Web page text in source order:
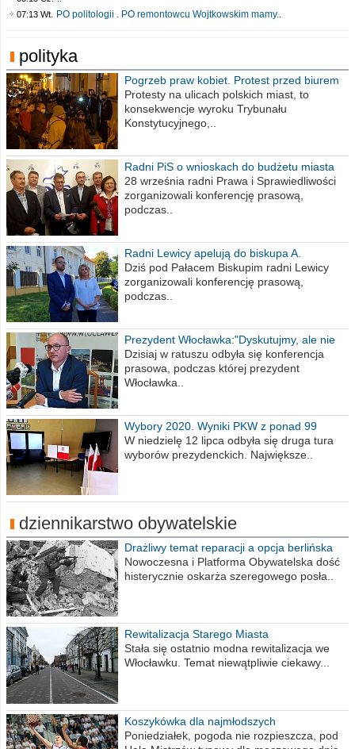
07:13 Wt. PO politologii . PO remontowcu Wojtkowskim mamy..
polityka
Pogrzeb praw kobiet. Protest przed biurem
poselskim PiS
Protesty na ulicach polskich miast, to
konsekwencje wyroku Trybunału
Konstytucyjnego,..
Radni PiS o wnioskach do budżetu miasta
na 2021 rok
28 września radni Prawa i Sprawiedliwości
zorganizowali konferencję prasową,
podczas..
Radni Lewicy apelują do biskupa A.
Wiesława Meringa
Dziś pod Pałacem Biskupim radni Lewicy
zorganizowali konferencję prasową,
podczas..
Prezydent Włocławka:"Dyskutujmy, ale nie
obrażajmy się”
Dzisiaj w ratuszu odbyła się konferencja
prasowa, podczas której prezydent
Włocławka..
Wybory 2020. Wyniki PKW z ponad 99
procent obwodów
W niedzielę 12 lipca odbyła się druga tura
wyborów prezydenckich. Największe..
dziennikarstwo obywatelskie
Drażliwy temat reparacji a opcja berlińska
Nowoczesna i Platforma Obywatelska dość
histerycznie oskarża szeregowego posła..
Rewitalizacja Starego Miasta
Stała się ostatnio modna rewitalizacja we
Włocławku. Temat niewątpliwie ciekawy...
Koszykówka dla najmłodszych
Poniedziałek, pogoda nie rozpieszcza, pod